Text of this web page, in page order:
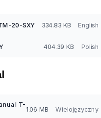
20-SXY 334.83 KB English
404.39 KB Polish
T-
1.06 MB Wielojęzyczny